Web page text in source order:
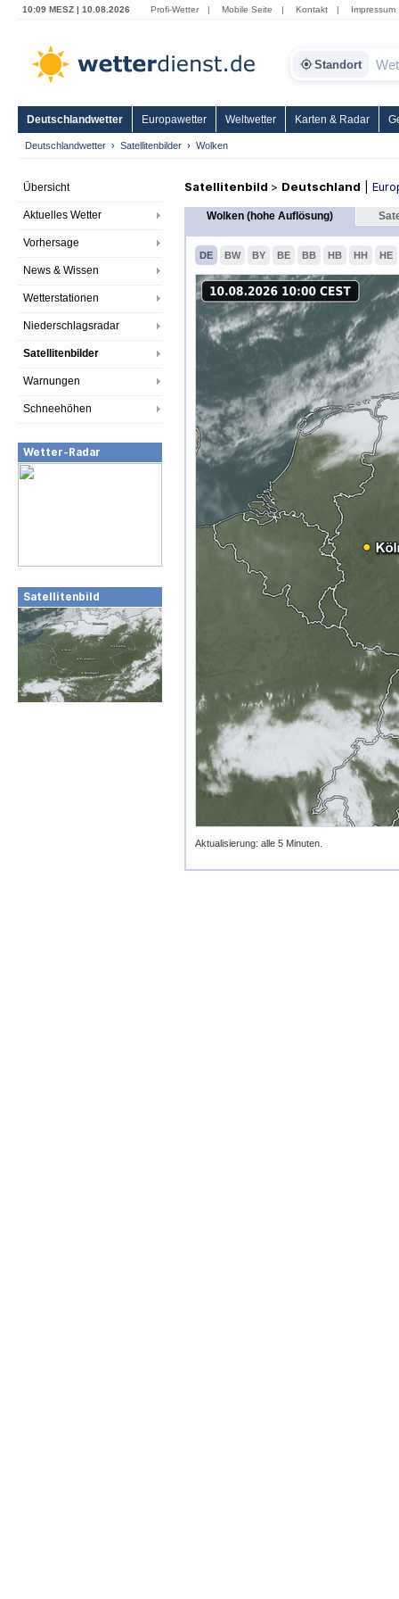
10:09 MESZ | 10.08.2026 Profi-Wetter | Mobile Seite | Kontakt | Impressum
Standort
Deutschlandwetter Europawetter Weltwetter Karten & Radar
Deutschlandwetter Satellitenbilder Wolken
Übersicht
Aktuelles Wetter
Vorhersage
News & Wissen
Wetterstationen
Niederschlagsradar
Satellitenbilder
Warnungen
Schneehöhen
Wetter-Radar
Satellitenbild
Satellitenbild > Deutschland
Wolken (hohe Auflösung)
DE BW BY BE BB HB HH HE
Aktualisierung: alle 5 Minuten.